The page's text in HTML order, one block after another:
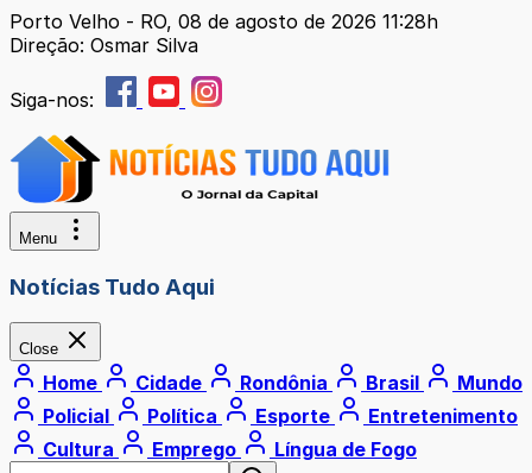
Porto Velho - RO, 08 de agosto de 2026 11:28h
Direção: Osmar Silva
Siga-nos:
Menu
Notícias Tudo Aqui
Close
Home Cidade Rondônia Brasil
Mundo
Policial
Política Esporte
Entretenimento
Cultura
Emprego Língua de Fogo